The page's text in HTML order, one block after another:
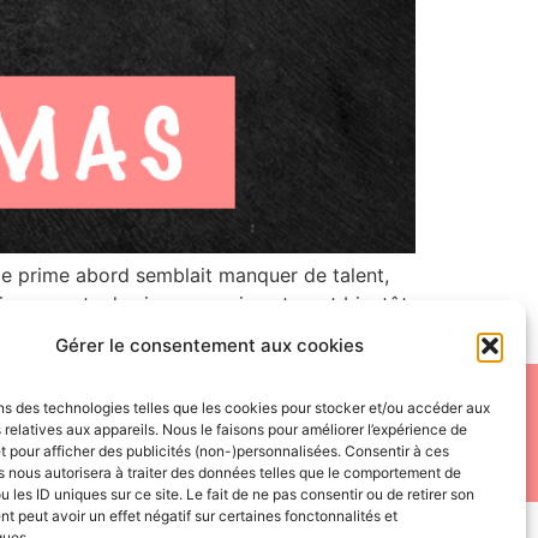
Gérer le consentement aux cookies
des technologies telles que les cookies pour stocker et/ou accéder aux
aux appareils. Nous le faisons pour améliorer l’expérience de
pour afficher des publicités (non-)personnalisées. Consentir à ces
nous autorisera à traiter des données telles que le comportement de
les ID uniques sur ce site. Le fait de ne pas consentir ou de retirer son
peut avoir un effet négatif sur certaines fonctonnalités et
prime abord semblait manquer de talent,
reports des joueurs qui porteront bientôt
or use these materials in any way without the